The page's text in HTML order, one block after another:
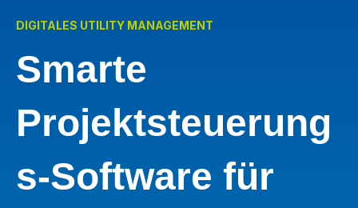
DIGITALES UTILITY MANAGEMENT
Smarte
Projektsteuerung
s-Software für